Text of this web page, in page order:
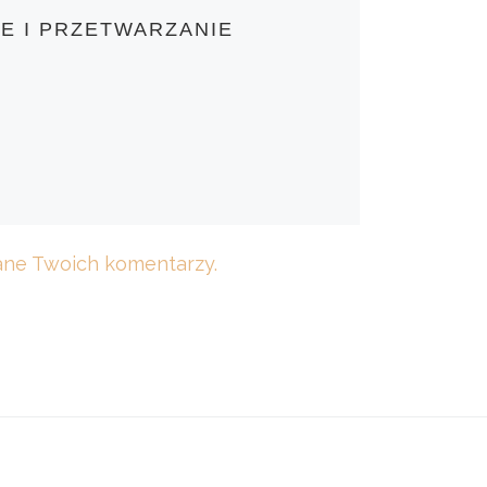
I PRZETWARZANIE
Twoich komentarzy.